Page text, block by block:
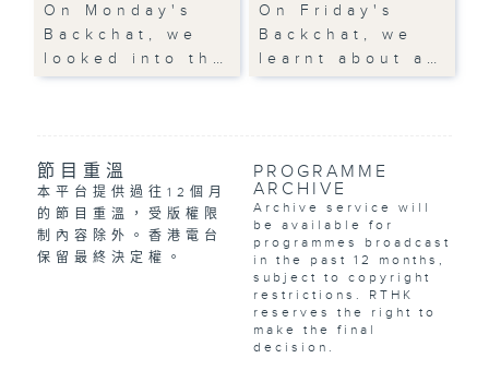
On Monday's
Backchat, we
looked into th…
On Friday's
Backchat, we
learnt about a…
節目重溫
本平台提供過往12個月
的節目重溫，受版權限
制內容除外。香港電台
保留最終決定權。
PROGRAMME
ARCHIVE
Archive service will
be available for
programmes broadcast
in the past 12 months,
subject to copyright
restrictions. RTHK
reserves the right to
make the final
decision.